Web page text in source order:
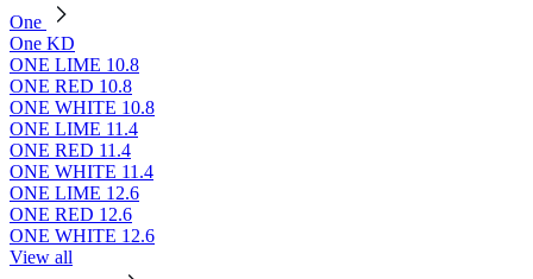
One
One KD
ONE LIME 10.8
ONE RED 10.8
ONE WHITE 10.8
ONE LIME 11.4
ONE RED 11.4
ONE WHITE 11.4
ONE LIME 12.6
ONE RED 12.6
ONE WHITE 12.6
View all